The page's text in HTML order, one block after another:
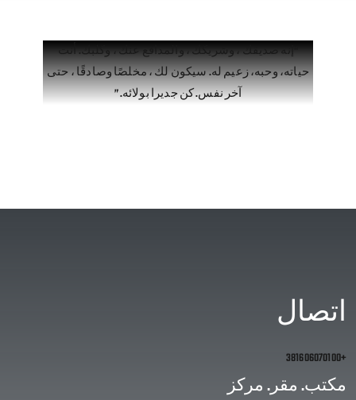
“إنه صديقك ، وشريكك ، والمدافع عنك ، وكلبك. أنت
حياته، وحبه، زعيم له. سيكون لك ، مخلصًا وصادقًا ، حتى
آخر نفس. كن جديرا بولائه. ”
اتصال
+381606070100
مكتب. مقر. مركز